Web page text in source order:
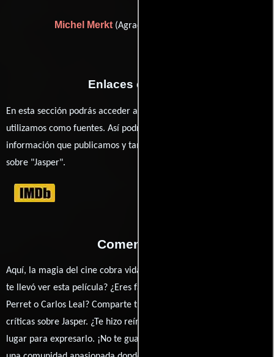
Michel Merkt(Agradecimiento especial)
Enlaces externos
En esta sección podrás acceder a los recursos externos que
utilizamos como fuentes. Así podrás chequear toda la
información que publicamos y también ampliar tu conocimiento
sobre "Jasper".
Comentarios
Aquí, la magia del cine cobra vida a través de tus opiniones. ¿Qué
te llevó ver esta película? ¿Eres fan de Julien Nicaud, Gilles
Perret o Carlos Leal? Comparte tus pensamientos, emociones y
críticas sobre Jasper. ¿Te hizo reír, llorar o reflexionar? Este es el
lugar para expresarlo. ¡No te guardes nada! Queremos construir